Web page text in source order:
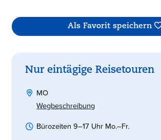
Als Favorit speichern
Nur eintägige Reisetouren
MO
Wegbeschreibung
Bürozeiten 9–17 Uhr Mo.–Fr.